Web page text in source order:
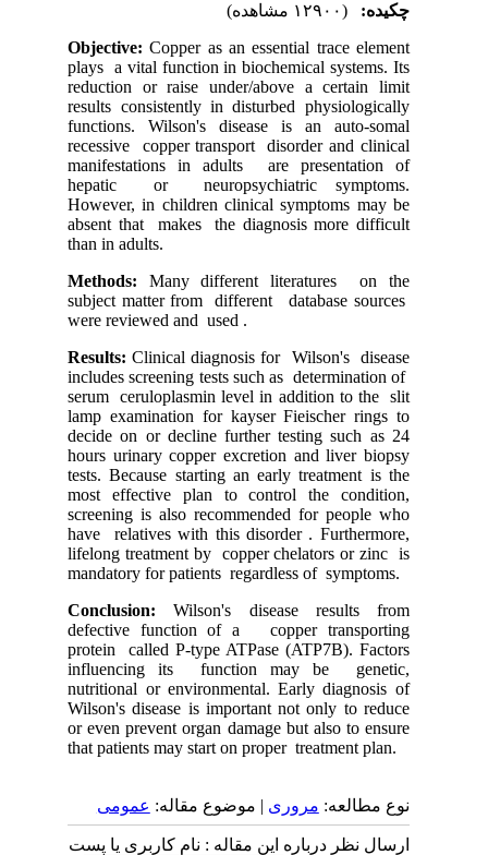
چکیده:
Objective:Copper as an essential trace element
plays a vital function in biochemical systems. Its
reduction or raise under/above a certain limit
results consistently in disturbed physiologically
functions. Wilson's disease is an auto-somal
recessive copper transport disorder and clinical
manifestations in adults are presentation of
hepatic or neuropsychiatric symptoms.
However, in children clinical symptoms may be
absent that makes the diagnosis more difficult
than in adults.
Methods:Many different literatures on the
subject matter from different database sources
were reviewed and used .
Results:Clinical diagnosis for Wilson's disease
includes screening tests such as determination of
serum ceruloplasmin level in addition to the slit
lamp examination for kayser Fieischer rings to
decide on or decline further testing such as 24
hours urinary copper excretion and liver biopsy
tests. Because starting an early treatment is the
most effective plan to control the condition,
screening is also recommended for people who
have relatives with this disorder . Furthermore,
lifelong treatment by copper chelators or zinc is
mandatory for patients regardless of symptoms.
Conclusion:Wilson's disease results from
defective function of a copper transporting
protein called P-type ATPase (ATP7B). Factors
influencing its function may be genetic,
nutritional or environmental. Early diagnosis of
Wilson's disease is important not only to reduce
or even prevent organ damage but also to ensure
that patients may start on proper treatment plan.
نوع مطالعه:مروری| موضوع مقاله:عمومى
ارسال نظر درباره این مقاله : نام کاربری یا پست